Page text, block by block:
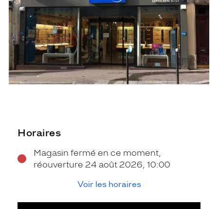
Horaires
Magasin fermé en ce moment,
réouverture 24 août 2026, 10:00
Voir les horaires